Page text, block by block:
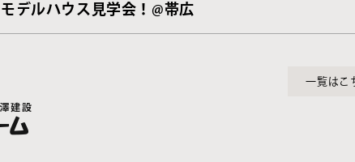
モデルハウス見学会！@帯広
一覧はこ